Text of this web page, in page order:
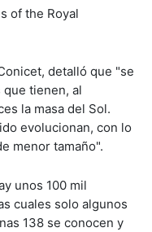
of the Royal
detalló que "se
que tienen, al
la masa del Sol.
evolucionan, con lo
menor tamaño".
unos 100 mil
cuales solo algunos
138 se conocen y